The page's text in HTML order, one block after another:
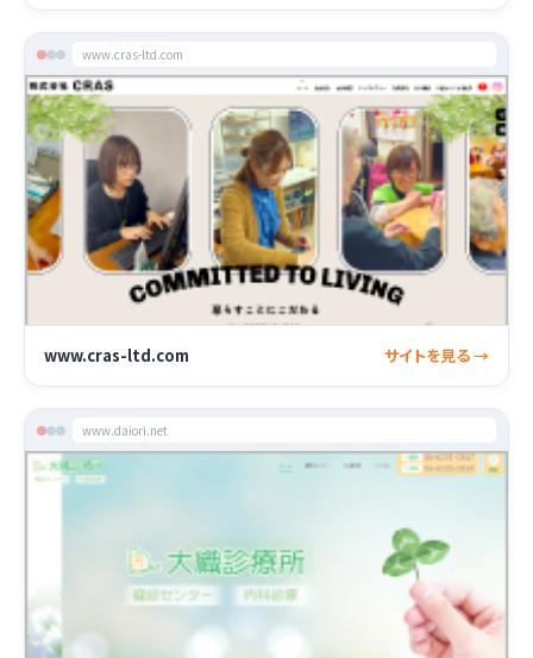
www.cras-ltd.com
www.cras-ltd.com サイトを見る →
www.daiori.net